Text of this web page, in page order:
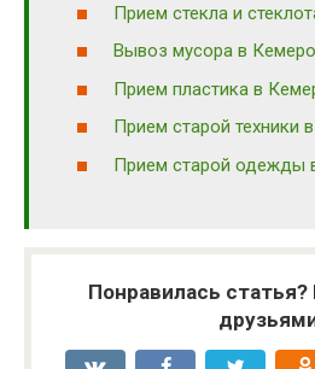
Прием стекла и
Вывоз мусора в
Прием пластика в
Прием старой техники
Прием старой одежды
Понравилась